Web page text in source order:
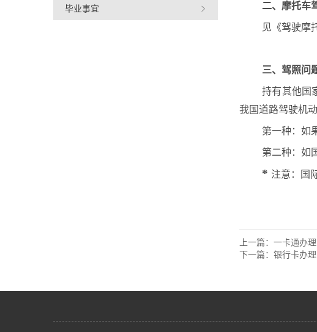
毕业事宜 二、 摩托车
见《驾驶摩
三、驾照问
持有其他国
我国道路驾驶机
第一种：如
第二种：如
* 注意：国
上一篇：一卡通办理
下一篇：银行卡办理